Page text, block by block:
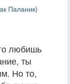
Паланик)
любишь
ты
Но то,